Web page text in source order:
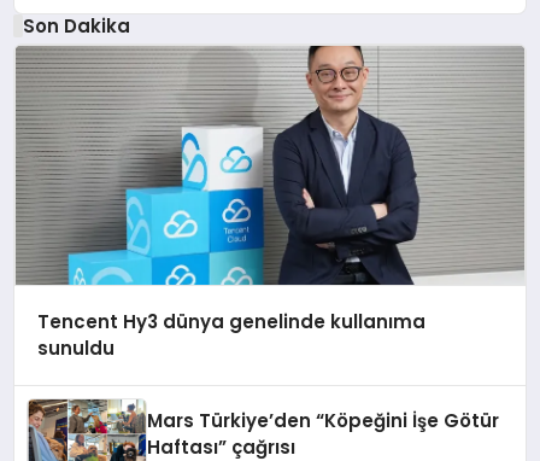
Son Dakika
Tencent Hy3 dünya genelinde kullanıma
sunuldu
Mars Türkiye’den “Köpeğini İşe Götür
Haftası” çağrısı